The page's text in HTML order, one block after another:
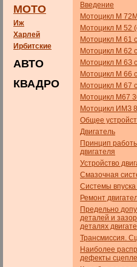
МОТО
Иж
Харлей
Ирбитские
АВТО
КВАДРО
Введение
Мотоцикл М 72М
Мотоцикл М 52
Мотоцикл М 61
Мотоцикл М 62
Мотоцикл М 6З
Мотоцикл М 66
Мотоцикл М 67
Мотоцикл М67
Мотоцикл ИМЗ
Общее
Двигатель
Принцип
двигателя
Устройство
Смазочная
Системы впуска
Ремонт
Предельно
деталей и
деталях
Трансмиссия.
Наиболее
дефекты